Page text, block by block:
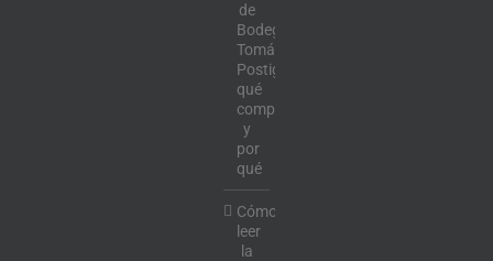
de
Bodega
Tomás
Postigo:
qué
comprar
y
por
qué
Cómo
leer
la